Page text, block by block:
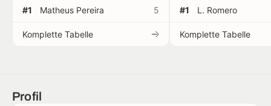
#1 Matheus Pereira 5
Komplette Tabelle
#1 L. Romero
Komplette Tabelle
Profil